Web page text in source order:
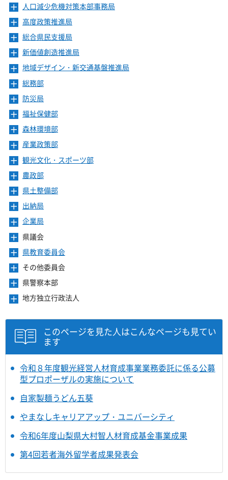
メ
ニ
ュ
ー
を
開
き
ま
す
人口減少危機対策本部事務局
メ
ニ
ュ
ー
開
き
ま
す
高度政策推進局
メ
ニ
ュ
ー
を
開
き
ま
す
総合県民支援局
メ
ニ
ュ
ー
を
開
き
ま
す
新価値創造推進局
メ
ニ
ュ
ー
を
開
き
ま
す
地域デザイン・新交通基盤推進局
メ
ニ
ュ
ー
を
開
き
ま
す
総務部
メ
ニ
ュ
ー
開
き
ま
す
防災局
メ
ニ
ュ
ー
を
開
き
ま
す
福祉保健部
メ
ニ
ュ
ー
を
開
き
ま
す
森林環境部
メ
ニ
ュ
ー
を
開
き
ま
す
産業政策部
メ
ニ
ュ
ー
を
開
き
ま
す
観光文化・スポーツ部
メ
ニ
ュ
ー
開
き
ま
す
農政部
メ
ニ
ュ
ー
を
開
き
ま
す
県土整備部
メ
ニ
ュ
ー
を
開
き
ま
す
出納局
メ
ニ
ュ
ー
を
開
き
ま
す
企業局
メ
ニ
ュ
ー
を
開
き
ま
県議会
メ
ニ
ュ
ー
開
ま
す
県教育委員会
メ
ニ
ュ
ー
を
開
す
その他委員会
メ
ニ
ュ
を
開
き
県警察本部
メ
ュ
ー
き
ま
地方独立行政法人
このページを見た人はこんなページも見てい
ます
令和８年度観光経営人材育成事業業務委託に係る公募
型プロポーザルの実施について
自家製麺うどん五葵
やまなしキャリアアップ・ユニバーシティ
令和6年度山梨県大村智人材育成基金事業成果
第4回若者海外留学者成果発表会